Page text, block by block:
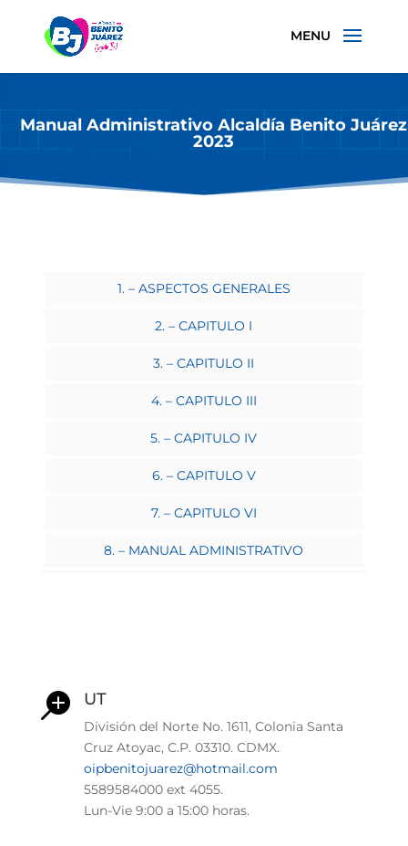
Manual Administrativo Alcaldía Benito Juárez
2023
1. – ASPECTOS GENERALES
2. – CAPITULO I
3. – CAPITULO II
4. – CAPITULO III
5. – CAPITULO IV
6. – CAPITULO V
7. – CAPITULO VI
8. – MANUAL ADMINISTRATIVO
 UT
División del Norte No. 1611, Colonia Santa
Cruz Atoyac, C.P. 03310. CDMX.
oipbenitojuarez@hotmail.com
5589584000 ext 4055.
Lun-Vie 9:00 a 15:00 horas.